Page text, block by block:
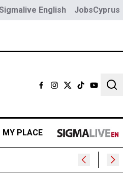
English JobsCyprus
MY PLACE